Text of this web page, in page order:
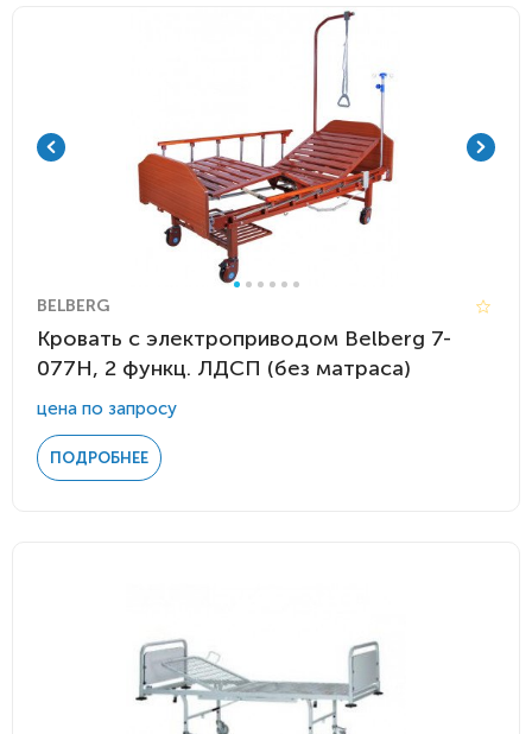
BELBERG
Кровать с электроприводом Belberg 7-
077Н, 2 функц. ЛДСП (без матраса)
цена по запросу
ПОДРОБНЕЕ